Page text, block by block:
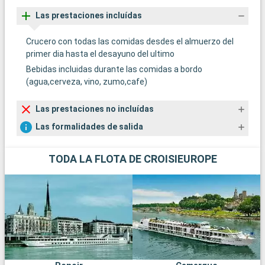
Las prestaciones incluídas
Crucero con todas las comidas desdes el almuerzo del
primer dia hasta el desayuno del ultimo
Bebidas incluidas durante las comidas a bordo
(agua,cerveza, vino, zumo,cafe)
Las prestaciones no incluídas
Las formalidades de salida
TODA LA FLOTA DE CROISIEUROPE